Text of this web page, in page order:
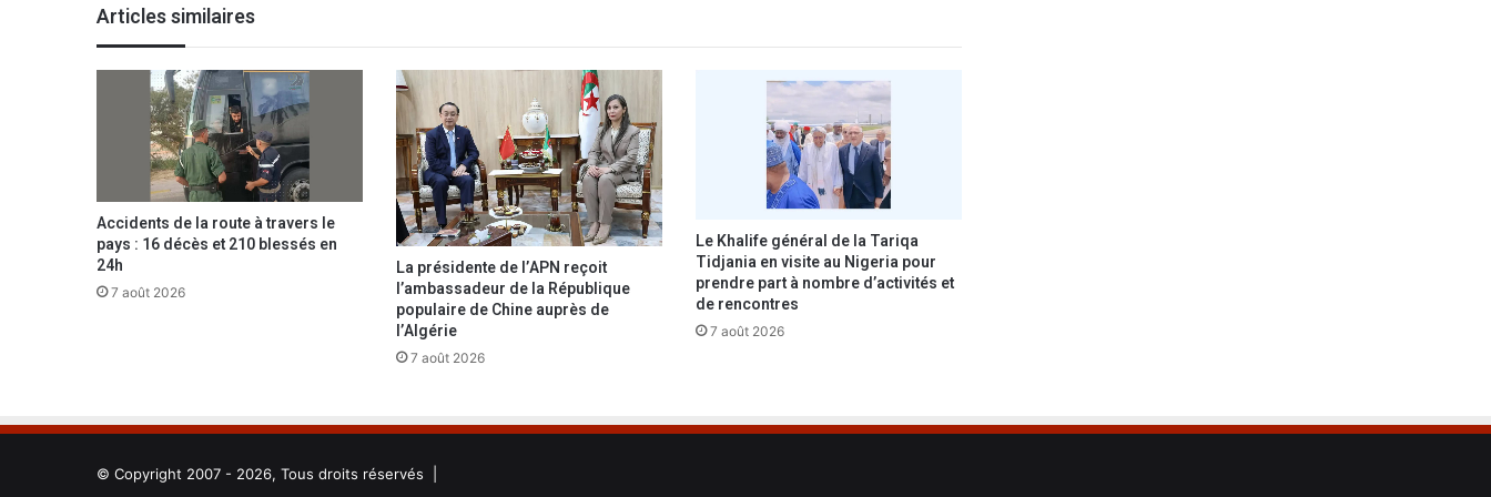
r
b
a
a
r
v
c
o
u
e
é
p
r
e
u
v
e
Articles similaires
Accidents de la route à travers le
pays : 16 décès et 210 blessés en
24h
7 août 2026
La présidente de l’APN reçoit
l’ambassadeur de la République
populaire de Chine auprès de
l’Algérie
7 août 2026
Le Khalife général de la Tariqa
Tidjania en visite au Nigeria pour
prendre part à nombre d’activités et
de rencontres
7 août 2026
© Copyright 2007 - 2026, Tous droits réservés |